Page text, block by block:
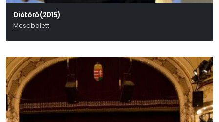
Diótörő (2015)
Mesebalett